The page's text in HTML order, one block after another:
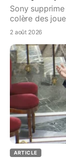
posséder
Sony
colère des
loin le jeu
2 août 2026
ARTICLE